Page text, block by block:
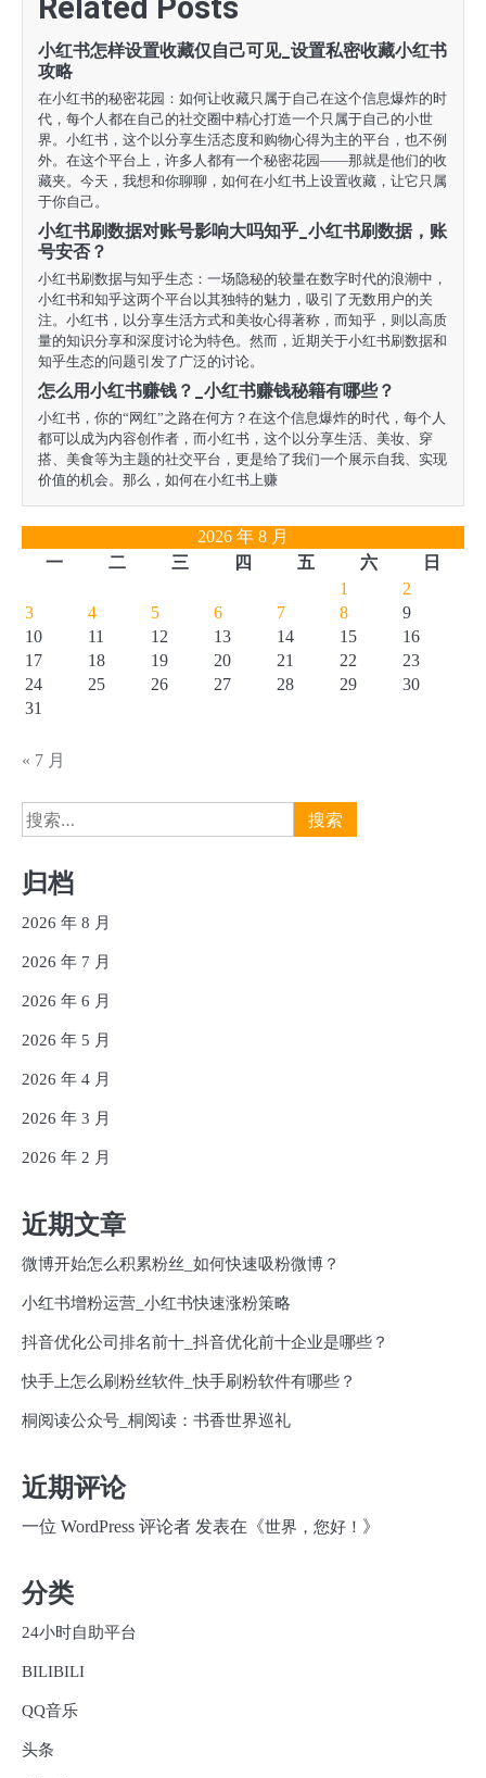
航Related Posts
小红书怎样设置收藏仅自己可见_设置私密收藏小红书
攻略
在小红书的秘密花园：如何让收藏只属于自己在这个信息爆炸的时
代，每个人都在自己的社交圈中精心打造一个只属于自己的小世
界。小红书，这个以分享生活态度和购物心得为主的平台，也不例
外。在这个平台上，许多人都有一个秘密花园——那就是他们的收
藏夹。今天，我想和你聊聊，如何在小红书上设置收藏，让它只属
于你自己。
小红书刷数据对账号影响大吗知乎_小红书刷数据，账
号安否？
小红书刷数据与知乎生态：一场隐秘的较量在数字时代的浪潮中，
小红书和知乎这两个平台以其独特的魅力，吸引了无数用户的关
注。小红书，以分享生活方式和美妆心得著称，而知乎，则以高质
量的知识分享和深度讨论为特色。然而，近期关于小红书刷数据和
知乎生态的问题引发了广泛的讨论。
怎么用小红书赚钱？_小红书赚钱秘籍有哪些？
小红书，你的“网红”之路在何方？在这个信息爆炸的时代，每个人
都可以成为内容创作者，而小红书，这个以分享生活、美妆、穿
搭、美食等为主题的社交平台，更是给了我们一个展示自我、实现
价值的机会。那么，如何在小红书上赚
2026 年 8 月
一
二 三 四 五 六
日
1
2
3
4 5 6 7 8
9
10
11 12 13 14 15
16
17
18 19 20 21 22
23
24
25 26 27 28 29
30
31
« 7 月
搜
索：
归档
2026 年 8 月
2026 年 7 月
2026 年 6 月
2026 年 5 月
2026 年 4 月
2026 年 3 月
2026 年 2 月
近期文章
微博开始怎么积累粉丝_如何快速吸粉微博？
小红书增粉运营_小红书快速涨粉策略
抖音优化公司排名前十_抖音优化前十企业是哪些？
快手上怎么刷粉丝软件_快手刷粉软件有哪些？
桐阅读公众号_桐阅读：书香世界巡礼
近期评论
一位 WordPress 评论者 发表在《世界，您好！ 》
分类
24小时自助平台
BILIBILI
QQ音乐
头条